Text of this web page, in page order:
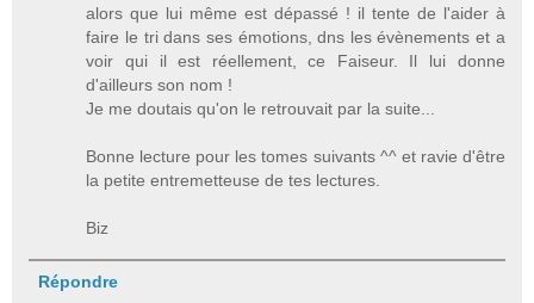
alors que lui même est dépassé ! il tente de l'aider à
faire le tri dans ses émotions, dns les évènements et a
voir qui il est réellement, ce Faiseur. Il lui donne
d'ailleurs son nom !
Je me doutais qu'on le retrouvait par la suite...
Bonne lecture pour les tomes suivants ^^ et ravie d'être
la petite entremetteuse de tes lectures.
Biz
Répondre